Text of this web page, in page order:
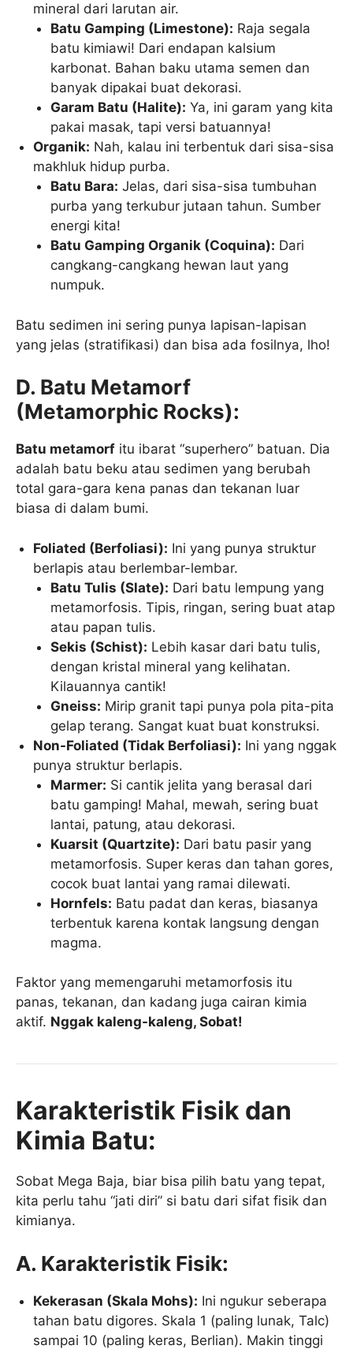
mineral dari larutan air.
Batu Gamping (Limestone): Raja segala
batu kimiawi! Dari endapan kalsium
karbonat. Bahan baku utama semen dan
banyak dipakai buat dekorasi.
Garam Batu (Halite): Ya, ini garam yang kita
pakai masak, tapi versi batuannya!
Organik: Nah, kalau ini terbentuk dari sisa-sisa
makhluk hidup purba.
Batu Bara: Jelas, dari sisa-sisa tumbuhan
purba yang terkubur jutaan tahun. Sumber
energi kita!
Batu Gamping Organik (Coquina): Dari
cangkang-cangkang hewan laut yang
numpuk.
Batu sedimen ini sering punya lapisan-lapisan
yang jelas (stratifikasi) dan bisa ada fosilnya, lho!
D. Batu Metamorf
(Metamorphic Rocks):
Batu metamorf itu ibarat “superhero” batuan. Dia
adalah batu beku atau sedimen yang berubah
total gara-gara kena panas dan tekanan luar
biasa di dalam bumi.
Foliated (Berfoliasi): Ini yang punya struktur
berlapis atau berlembar-lembar.
Batu Tulis (Slate): Dari batu lempung yang
metamorfosis. Tipis, ringan, sering buat atap
atau papan tulis.
Sekis (Schist): Lebih kasar dari batu tulis,
dengan kristal mineral yang kelihatan.
Kilauannya cantik!
Gneiss: Mirip granit tapi punya pola pita-pita
gelap terang. Sangat kuat buat konstruksi.
Non-Foliated (Tidak Berfoliasi): Ini yang nggak
punya struktur berlapis.
Marmer: Si cantik jelita yang berasal dari
batu gamping! Mahal, mewah, sering buat
lantai, patung, atau dekorasi.
Kuarsit (Quartzite): Dari batu pasir yang
metamorfosis. Super keras dan tahan gores,
cocok buat lantai yang ramai dilewati.
Hornfels: Batu padat dan keras, biasanya
terbentuk karena kontak langsung dengan
magma.
Faktor yang memengaruhi metamorfosis itu
panas, tekanan, dan kadang juga cairan kimia
aktif. Nggak kaleng-kaleng, Sobat!
Karakteristik Fisik dan
Kimia Batu:
Sobat Mega Baja, biar bisa pilih batu yang tepat,
kita perlu tahu “jati diri” si batu dari sifat fisik dan
kimianya.
A. Karakteristik Fisik:
Kekerasan (Skala Mohs): Ini ngukur seberapa
tahan batu digores. Skala 1 (paling lunak, Talc)
sampai 10 (paling keras, Berlian). Makin tinggi